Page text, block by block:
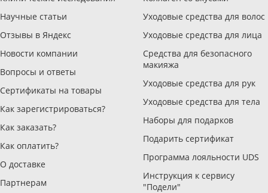
Научные статьи
Отзывы в Яндекс
Новости компании
Вопросы и ответы
Сертификаты на товары
Как зарегистрироваться?
Как заказать?
Как оплатить?
О доставке
Партнерам
Уходовые средства для волос
Уходовые средства для лица
Средства для безопасного
макияжа
Уходовые средства для рук
Уходовые средства для тела
Наборы для подарков
Подарить сертификат
Программа лояльности UDS
Инструкция к сервису
"Подели"